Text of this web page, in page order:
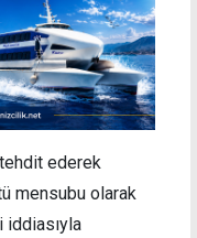
ederek
mensubu olarak
iddiasıyla